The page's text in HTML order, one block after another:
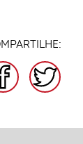
FACEBOOKTWITTER